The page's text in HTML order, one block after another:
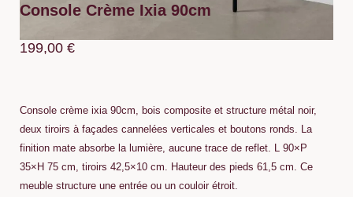
Console Crème Ixia 90cm
199,00 €
Console crème ixia 90cm, bois composite et structure métal noir,
deux tiroirs à façades cannelées verticales et boutons ronds. La
finition mate absorbe la lumière, aucune trace de reflet. L 90×P
35×H 75 cm, tiroirs 42,5×10 cm. Hauteur des pieds 61,5 cm. Ce
meuble structure une entrée ou un couloir étroit.